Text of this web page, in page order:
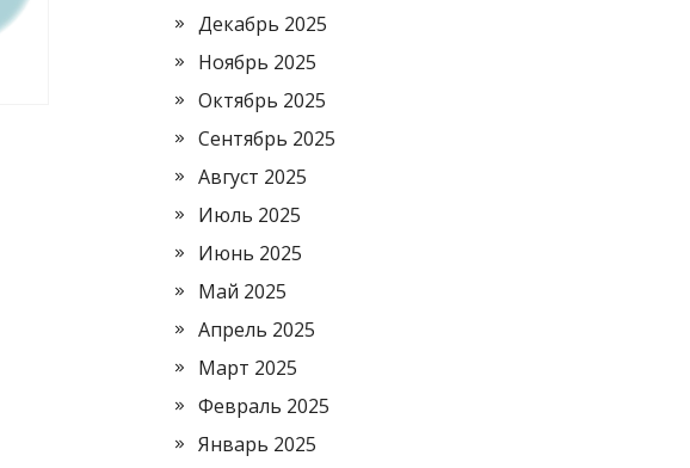
Декабрь 2025
Ноябрь 2025
Октябрь 2025
Сентябрь 2025
Август 2025
Июль 2025
Июнь 2025
Май 2025
Апрель 2025
Март 2025
Февраль 2025
Январь 2025